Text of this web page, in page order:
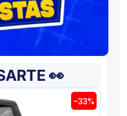
👀
-33%